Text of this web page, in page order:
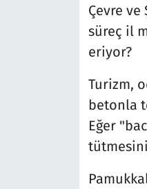
Çevre ve
süreç il
eriyor?
Turizm,
betonla
Eğer
tütmesini